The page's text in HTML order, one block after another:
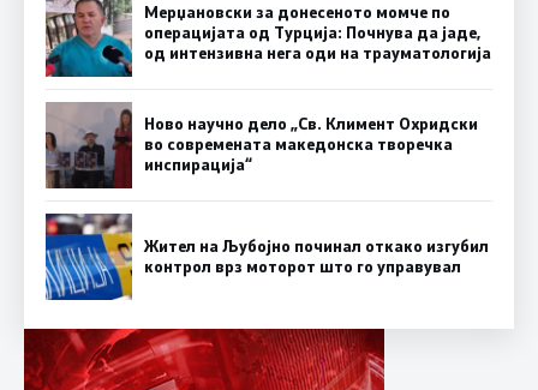
Мерџановски за донесеното момче по
операцијата од Турција: Почнува да јаде,
од интензивна нега оди на трауматологија
Ново научно дело „Св. Климент Охридски
во современата македонска творечка
инспирација“
Жител на Љубојно починал откако изгубил
контрол врз моторот што го управувал